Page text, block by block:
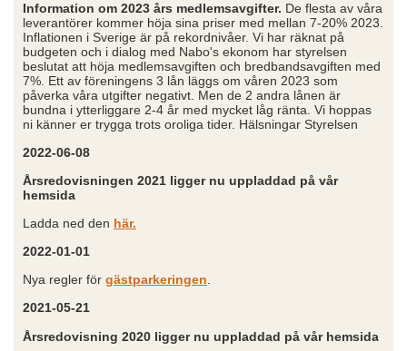
Information om 2023 års medlemsavgifter. De flesta av våra
leverantörer kommer höja sina priser med mellan 7-20% 2023.
Inflationen i Sverige är på rekordnivåer. Vi har räknat på
budgeten och i dialog med Nabo's ekonom har styrelsen
beslutat att höja medlemsavgiften och bredbandsavgiften med
7%. Ett av föreningens 3 lån läggs om våren 2023 som
påverka våra utgifter negativt. Men de 2 andra lånen är
bundna i ytterliggare 2-4 år med mycket låg ränta. Vi hoppas
ni känner er trygga trots oroliga tider. Hälsningar Styrelsen
2022-06-08
Årsredovisningen 2021 ligger nu uppladdad på vår
hemsida
Ladda ned den här.
2022-01-01
Nya regler för gästparkeringen.
2021-05-21
Årsredovisning 2020 ligger nu uppladdad på vår hemsida